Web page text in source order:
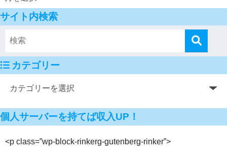
サイト内検索
カテゴリー
個人サーバーを持てば収入UP！
<p class=”wp-block-rinkerg-gutenberg-rinker”>